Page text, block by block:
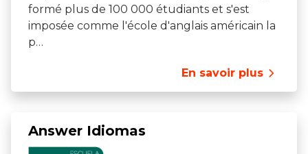
formé plus de 100 000 étudiants et s'est
imposée comme l'école d'anglais américain la
p…
En savoir plus
Answer Idiomas